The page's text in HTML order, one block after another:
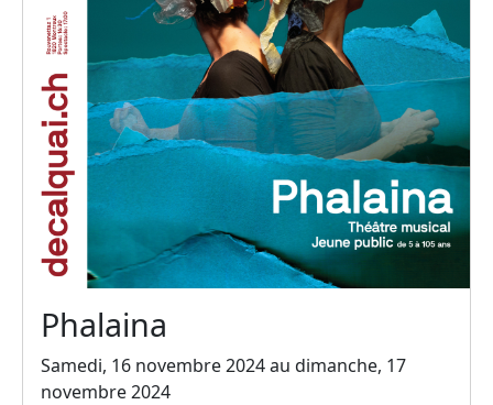
Phalaina
Samedi, 16 novembre 2024 au dimanche, 17
novembre 2024